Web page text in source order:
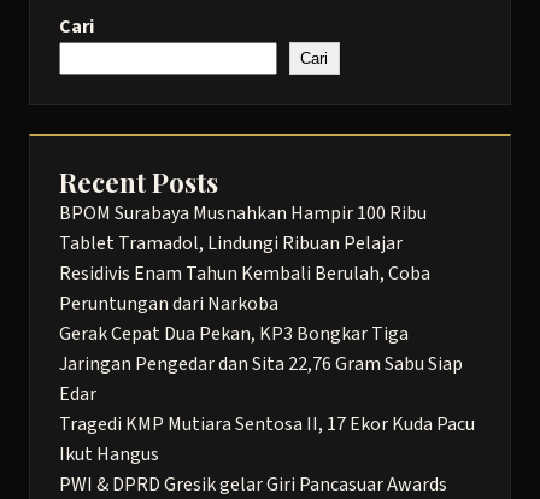
Cari
Cari
Recent Posts
BPOM Surabaya Musnahkan Hampir 100 Ribu
Tablet Tramadol, Lindungi Ribuan Pelajar
Residivis Enam Tahun Kembali Berulah, Coba
Peruntungan dari Narkoba
Gerak Cepat Dua Pekan, KP3 Bongkar Tiga
Jaringan Pengedar dan Sita 22,76 Gram Sabu Siap
Edar
Tragedi KMP Mutiara Sentosa II, 17 Ekor Kuda Pacu
Ikut Hangus
PWI & DPRD Gresik gelar Giri Pancasuar Awards